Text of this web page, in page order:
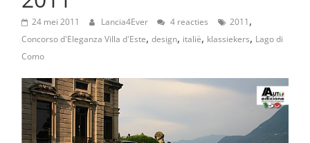
24 mei 2011 Lancia4Ever 4 reacties 2011,
Concorso d'Eleganza Villa d'Este, design, italië, klassiekers, Lago di
Como